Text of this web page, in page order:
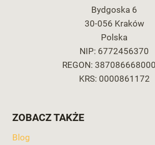
Bydgoska 6
30-056 Kraków
Polska
NIP: 6772456370
REGON:
KRS: 0000861172
ZOBACZ TAKŻE
Blog